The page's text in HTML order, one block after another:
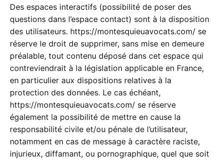
Des espaces interactifs (possibilité de poser des
questions dans l’espace contact) sont à la disposition
des utilisateurs. https://montesquieuavocats.com/ se
réserve le droit de supprimer, sans mise en demeure
préalable, tout contenu déposé dans cet espace qui
contreviendrait à la législation applicable en France,
en particulier aux dispositions relatives à la
protection des données. Le cas échéant,
https://montesquieuavocats.com/ se réserve
également la possibilité de mettre en cause la
responsabilité civile et/ou pénale de l’utilisateur,
notamment en cas de message à caractère raciste,
injurieux, diffamant, ou pornographique, quel que soit